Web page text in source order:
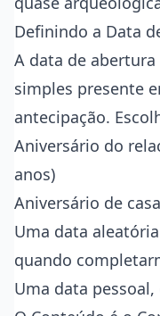
Definindo a Data
A data de
simples presente
antecipação.
Aniversário do
anos)
Aniversário de
Uma data
quando
Uma data